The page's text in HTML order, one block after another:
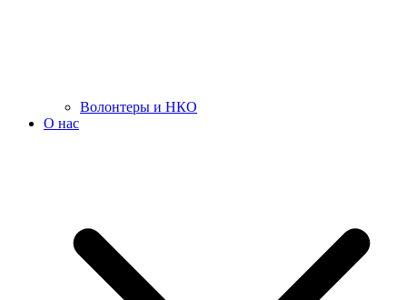
Волонтеры и НКО
О нас